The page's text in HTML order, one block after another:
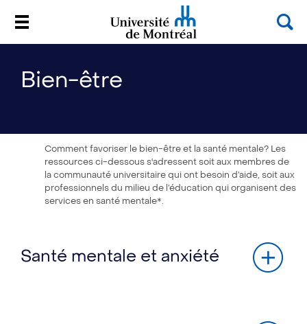
contenu
Université de Montréal
Bien-être
Comment favoriser le bien-être et la santé mentale? Les
ressources ci-dessous s'adressent soit aux membres de
la communauté universitaire qui ont besoin d’aide, soit aux
professionnels du milieu de l’éducation qui organisent des
services en santé mentale*.
Santé mentale et anxiété